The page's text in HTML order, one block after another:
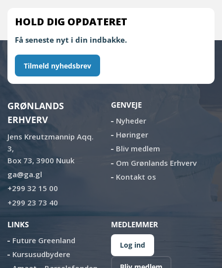
HOLD DIG OPDATERET
Få seneste nyt i din indbakke.
Tilmeld nyhedsbrev
GRØNLANDS
ERHVERV
Jens Kreutzmannip Aqq.
3,
Box 73, 3900 Nuuk
ga@ga.gl
+299 32 15 00
+299 23 73 40
GENVEJE
Nyheder
Høringer
Bliv medlem
Om Grønlands Erhverv
Kontakt os
LINKS
Future Greenland
Kursusudbydere
MEDLEMMER
Log ind